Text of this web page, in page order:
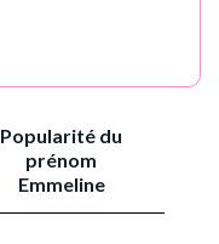
Popularité du
prénom
Emmeline